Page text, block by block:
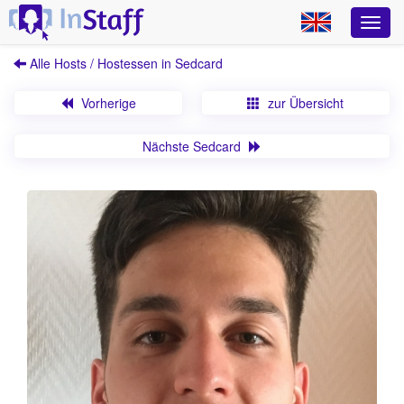
Alle Hosts / Hostessen in Sedcard
Vorherige zur Übersicht
Nächste Sedcard